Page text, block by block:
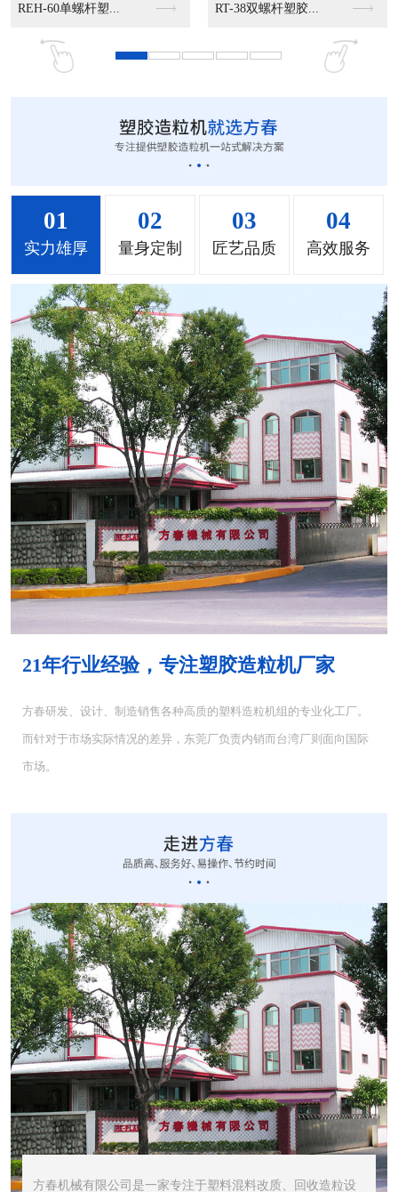
MS-50立式混色机... MS-100立式混色...
MS-200立式混色...
MH-1000立式混... MH-2000塑料混...
MH-4000塑胶混... MH-6000塑料混...
CUT-5塑料切粒机...
CUT-20立式切粒...
STR1000振动筛... STR600震动筛<...
01
实力雄厚
02
量身定制
03
匠艺品质
04
高效服务
21年行业经验，专注塑胶造粒机厂家
方春研发、设计、制造销售各种高质的塑料造粒机组的专业化工厂。
而针对于市场实际情况的差异，东莞厂负责内销而台湾厂则面向国际
市场。
方春机械有限公司是一家专注于塑料混料改质、回收造粒设